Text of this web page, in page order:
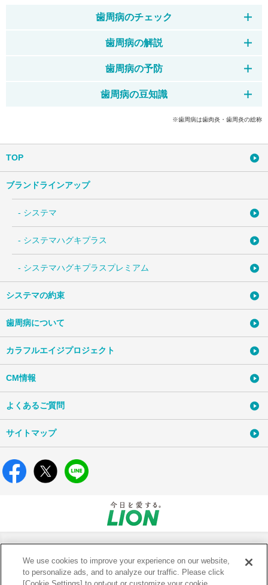
歯周病のチェック
歯周病の解説
歯周病の予防
歯周病の豆知識
※歯周病は歯肉炎・歯周炎の総称
TOP
ブランドラインアップ
- システマ
- システマハグキプラス
- システマハグキプラスプレミアム
システマの約束
歯周病について
カラフルエイジプロジェクト
CM情報
よくあるご質問
サイトマップ
製品ラインアップ
システマEXデンタルリンス
製品ラインアップ
システマハグキプラスSハミガキ
システマ ハグキプラス ジェルハミガキ
製品ラインアップ
システマハグキプラスプレミアムハミガキ
システマハグキプラスプレミアム
デンタルリンス
歯周病セルフチェック
歯周病(歯肉炎・歯周炎)とは
歯周病の進行と症状
歯周病と口臭
歯周病お悩み相談室
ウェブアクセシビリティ方針 |
個人情報等の保護について |
利用者情報の外部送信ポリシー |
We use cookies to improve your experience on our website,
to personalize ads, and to analyze our traffic. Please click